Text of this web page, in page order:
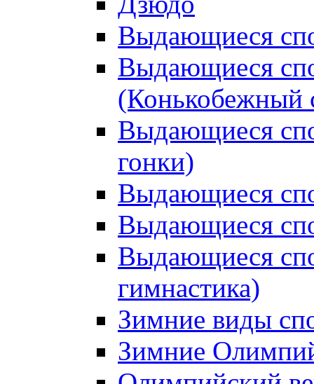
Выдающиеся
Выдающиеся
(Конькобежный
Выдающиеся
гонки)
Выдающиеся
Выдающиеся
Выдающиеся
гимнастика)
Зимние виды
Зимние